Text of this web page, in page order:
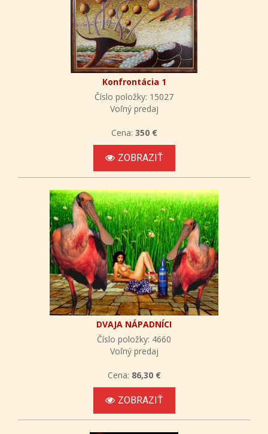
Konfrontácia 1
Číslo položky: 15027
Voľný predaj
Cena: 350 €
ZOBRAZIŤ
DVAJA NÁPADNÍCI
Číslo položky: 4660
Voľný predaj
Cena: 86,30 €
ZOBRAZIŤ